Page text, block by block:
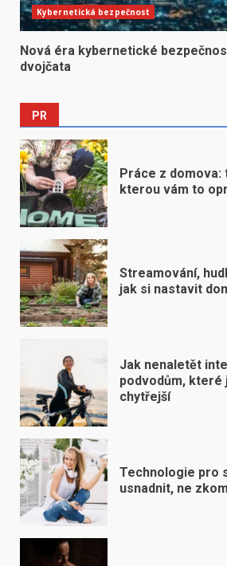
Kybernetická bezpečnost
Nová éra kybernetické
dvojčata
PR
Práce z domova:
kterou vám to
Streamování,
jak si nastavit
Jak nenaletět
podvodům, které
chytřejší
Technologie pro
usnadnit, ne